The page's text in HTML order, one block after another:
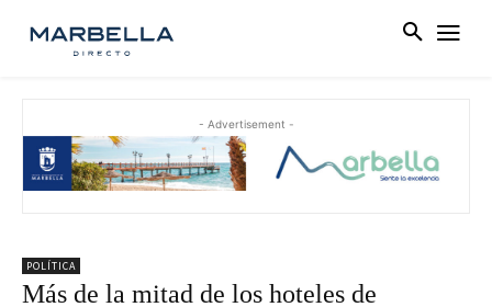
- Advertisement -
POLÍTICA
Más de la mitad de los hoteles de